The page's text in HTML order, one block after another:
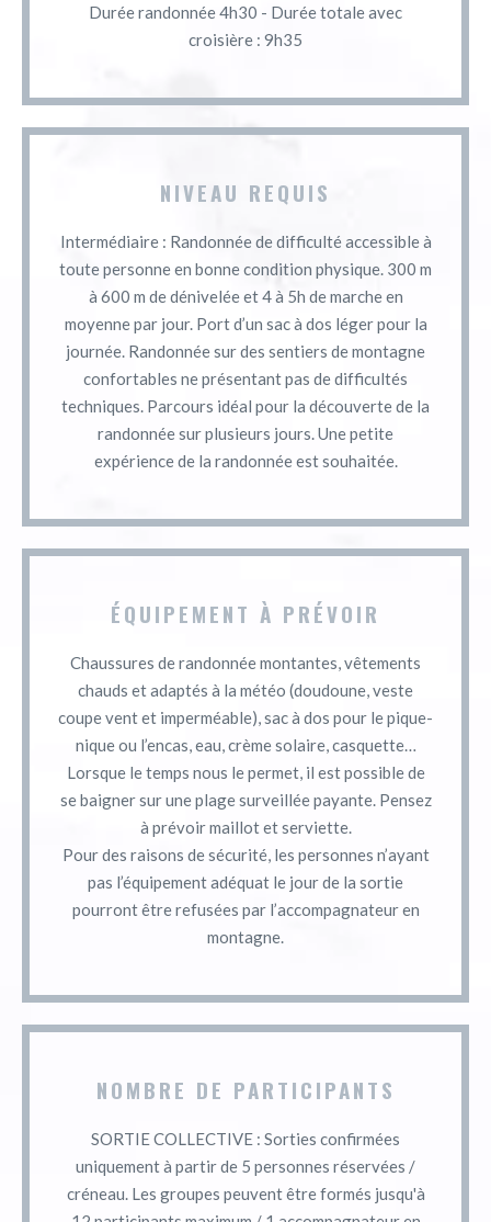
Durée randonnée 4h30 - Durée totale avec
croisière : 9h35
NIVEAU REQUIS
Intermédiaire : Randonnée de difficulté accessible à
toute personne en bonne condition physique. 300 m
à 600 m de dénivelée et 4 à 5h de marche en
moyenne par jour. Port d’un sac à dos léger pour la
journée. Randonnée sur des sentiers de montagne
confortables ne présentant pas de difficultés
techniques. Parcours idéal pour la découverte de la
randonnée sur plusieurs jours. Une petite
expérience de la randonnée est souhaitée.
ÉQUIPEMENT À PRÉVOIR
Chaussures de randonnée montantes, vêtements
chauds et adaptés à la météo (doudoune, veste
coupe vent et imperméable), sac à dos pour le pique-
nique ou l’encas, eau, crème solaire, casquette…
Lorsque le temps nous le permet, il est possible de
se baigner sur une plage surveillée payante. Pensez
à prévoir maillot et serviette.
Pour des raisons de sécurité, les personnes n’ayant
pas l’équipement adéquat le jour de la sortie
pourront être refusées par l’accompagnateur en
montagne.
NOMBRE DE PARTICIPANTS
SORTIE COLLECTIVE : Sorties confirmées
uniquement à partir de 5 personnes réservées /
créneau. Les groupes peuvent être formés jusqu'à